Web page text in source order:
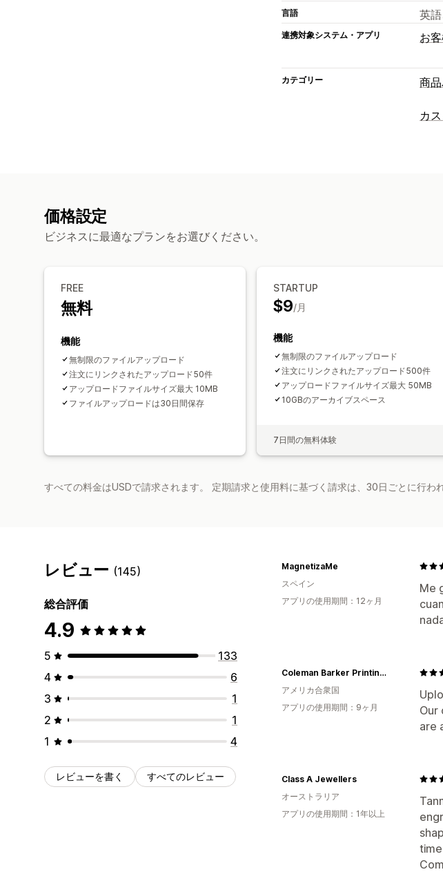
言語 英
連携対象システム・アプリ お
カテゴリー 商
カ
カ
価格設定
ビジネスに最適なプランをお選びください。
FREE
無料
機能
無制限のファイルアップロード
注文にリンクされたアップロード50件
アップロードファイルサイズ最大 10MB
ファイルアップロードは30日間保存
STARTUP
$9/月
機能
無制限のファイルアップロード
注文にリンクされたアップロード500件
アップロードファイルサイズ最大 50MB
10GBのアーカイブスペース
7日間の無料体験
すべての料金はUSDで請求されます。 定期請求と使用料に基づく請求は、30日ごとに行わ
レビュー (145)
総合評価
4.9
5
133
4
6
3
1
2
1
1
4
レビューを書く すべてのレビュー
Me
MagnetizaMe
スペイン
アプリの使用期間：12ヶ月
Our
are
Coleman Barker Printing, Inc
アメリカ合衆国
アプリの使用期間：9ヶ月
Class A Jewellers
オーストラリア
アプリの使用期間：1年以上